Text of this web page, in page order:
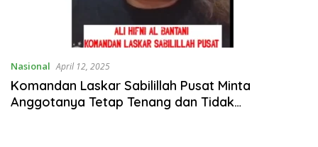
Nasional April 12, 2025
Komandan Laskar Sabilillah Pusat Minta
Anggotanya Tetap Tenang dan Tidak